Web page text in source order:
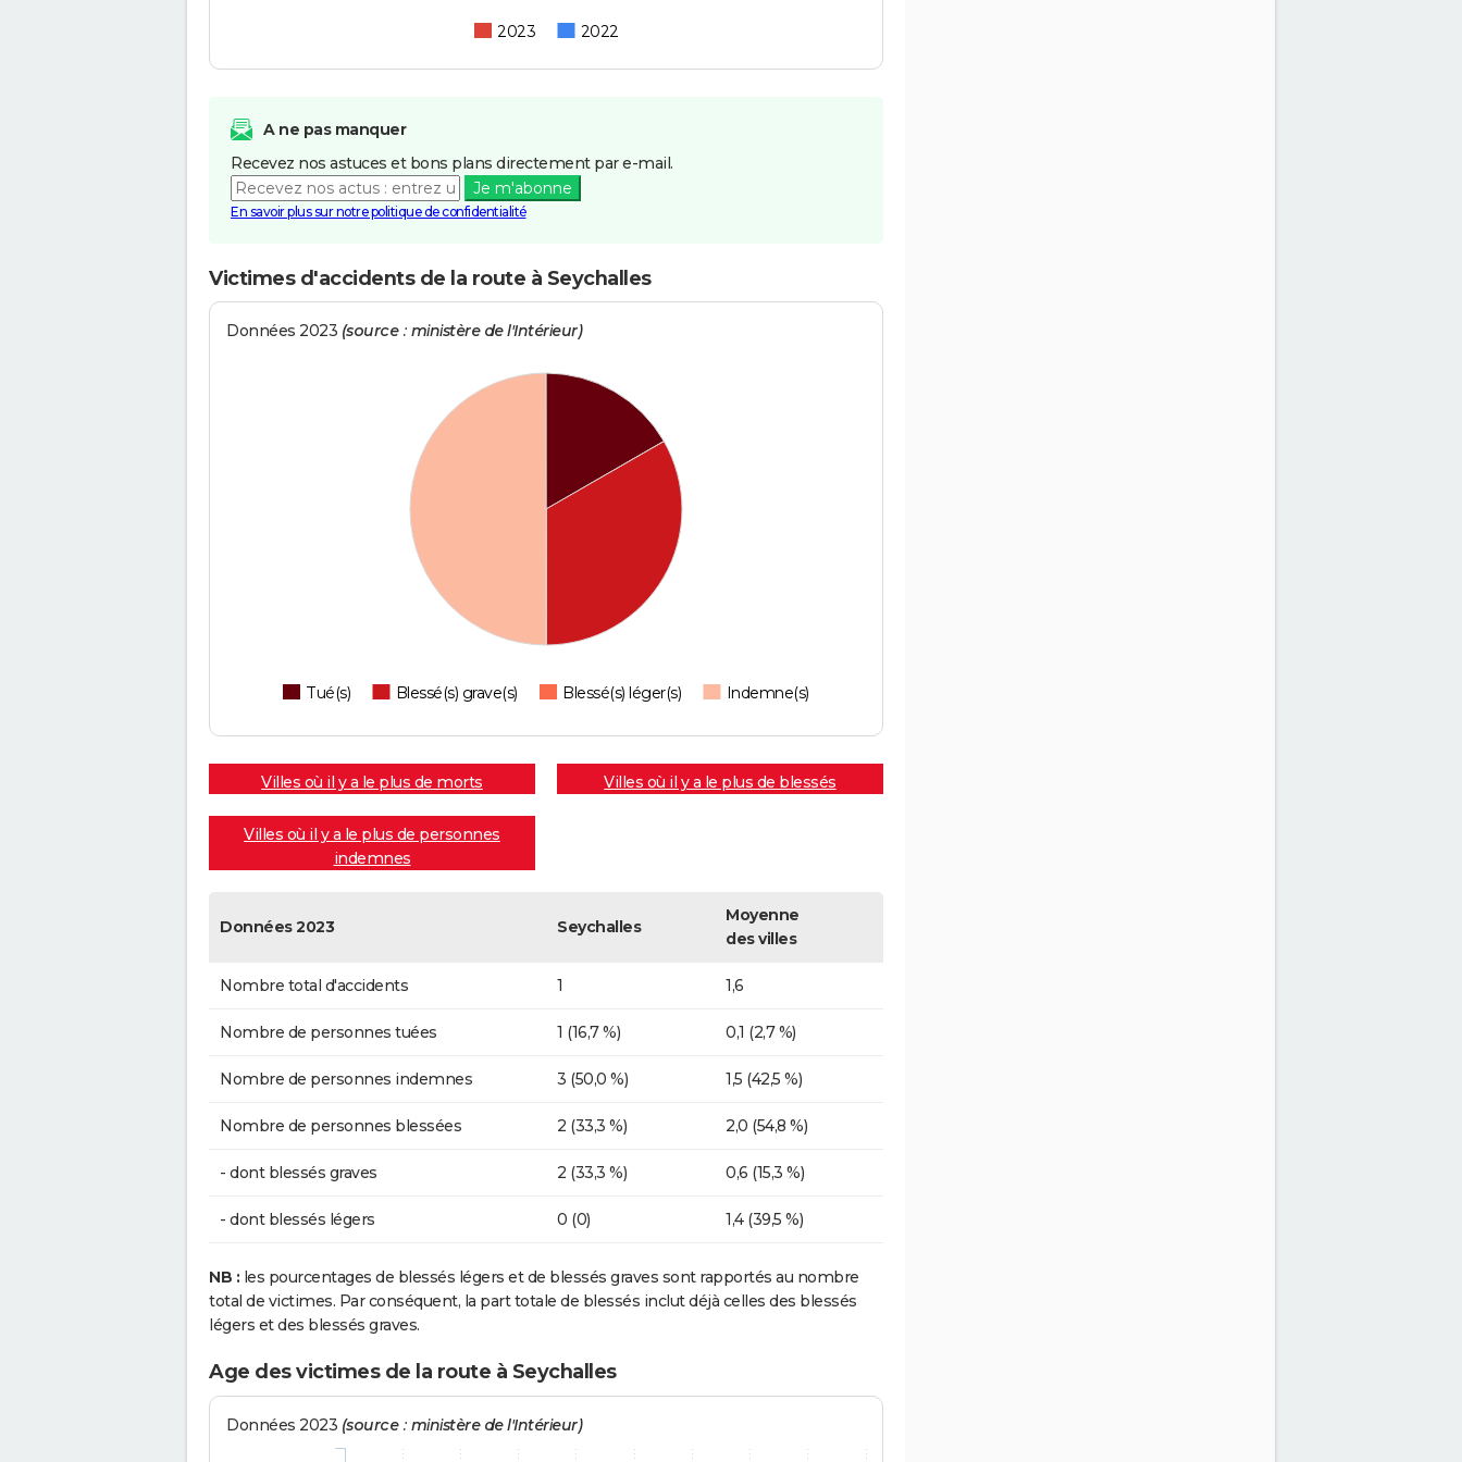
2023 2022
A ne pas manquer
Recevez nos astuces et bons plans directement par e-mail.
Je m'abonne
En savoir plus sur notre politique de confidentialité
Victimes d'accidents de la route à Seychalles
Données 2023 (source : ministère de l'Intérieur)
Tué(s) Blessé(s) grave(s) Blessé(s) léger(s) Indemne(s)
Villes où il y a le plus de morts Villes où il y a le plus de blessés
Villes où il y a le plus de personnes
indemnes
Données 2023 Seychalles
Moyenne
des villes
Nombre total d'accidents 1 1,6
Nombre de personnes tuées 1 (16,7 %) 0,1 (2,7 %)
Nombre de personnes indemnes 3 (50,0 %) 1,5 (42,5 %)
Nombre de personnes blessées 2 (33,3 %) 2,0 (54,8 %)
- dont blessés graves 2 (33,3 %) 0,6 (15,3 %)
- dont blessés légers 0 (0) 1,4 (39,5 %)
NB : les pourcentages de blessés légers et de blessés graves sont rapportés au nombre
total de victimes. Par conséquent, la part totale de blessés inclut déjà celles des blessés
légers et des blessés graves.
Age des victimes de la route à Seychalles
Données 2023 (source : ministère de l'Intérieur)